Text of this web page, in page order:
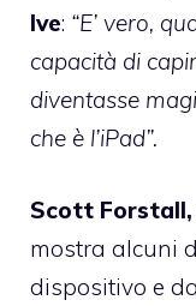
Ive: “E’ vero,
capacità di
diventasse
che è l’iPad”.
Scott Forstall,
mostra alcuni
dispositivo e